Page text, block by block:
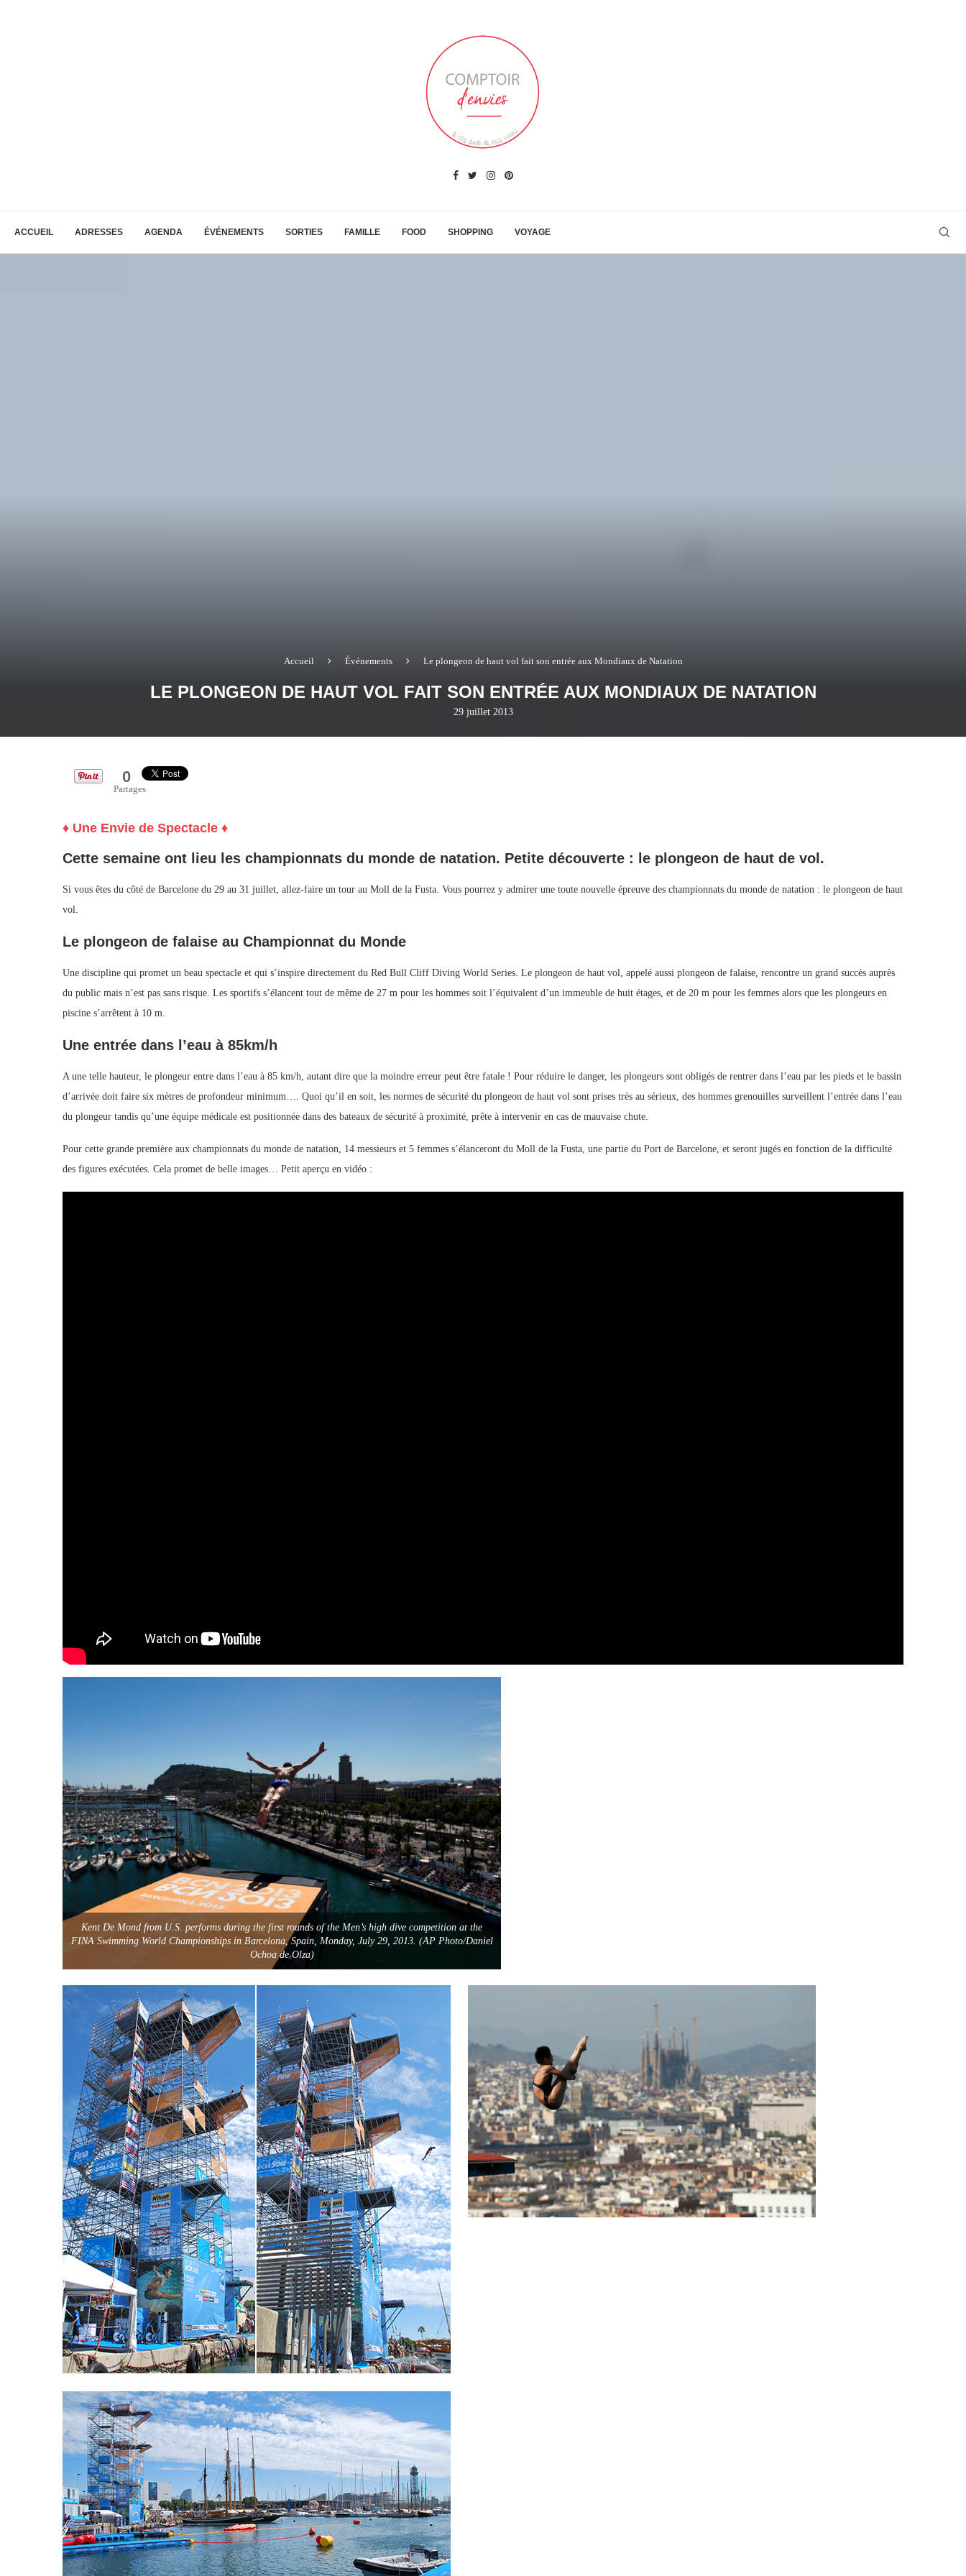
ACCUEIL ADRESSES AGENDA ÉVÉNEMENTS SORTIES FAMILLE FOOD SHOPPING VOYAGE
Accueil Événements Le plongeon de haut vol fait son entrée aux Mondiaux de Natation
LE PLONGEON DE HAUT VOL FAIT SON ENTRÉE AUX MONDIAUX DE NATATION
29 juillet 2013
0
Partages
♦ Une Envie de Spectacle ♦
Cette semaine ont lieu les championnats du monde de natation. Petite découverte : le plongeon de haut de vol.
Si vous êtes du côté de Barcelone du 29 au 31 juillet, allez-faire un tour au Moll de la Fusta. Vous pourrez y admirer une toute nouvelle épreuve des championnats du monde de natation : le plongeon de haut
vol.
Le plongeon de falaise au Championnat du Monde
Une discipline qui promet un beau spectacle et qui s’inspire directement du Red Bull Cliff Diving World Series. Le plongeon de haut vol, appelé aussi plongeon de falaise, rencontre un grand succès auprès
du public mais n’est pas sans risque. Les sportifs s’élancent tout de même de 27 m pour les hommes soit l’équivalent d’un immeuble de huit étages, et de 20 m pour les femmes alors que les plongeurs en
piscine s’arrêtent à 10 m.
Une entrée dans l’eau à 85km/h
A une telle hauteur, le plongeur entre dans l’eau à 85 km/h, autant dire que la moindre erreur peut être fatale ! Pour réduire le danger, les plongeurs sont obligés de rentrer dans l’eau par les pieds et le bassin
d’arrivée doit faire six mètres de profondeur minimum…. Quoi qu’il en soit, les normes de sécurité du plongeon de haut vol sont prises très au sérieux, des hommes grenouilles surveillent l’entrée dans l’eau
du plongeur tandis qu’une équipe médicale est positionnée dans des bateaux de sécurité à proximité, prête à intervenir en cas de mauvaise chute.
Pour cette grande première aux championnats du monde de natation, 14 messieurs et 5 femmes s’élanceront du Moll de la Fusta, une partie du Port de Barcelone, et seront jugés en fonction de la difficulté
des figures exécutées. Cela promet de belle images… Petit aperçu en vidéo :
Kent De Mond from U.S. performs during the first rounds of the Men’s high dive competition at the
FINA Swimming World Championships in Barcelona, Spain, Monday, July 29, 2013. (AP Photo/Daniel
Ochoa de Olza)